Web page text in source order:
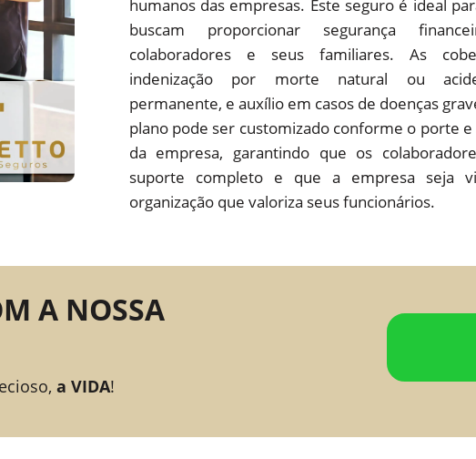
humanos das empresas. Este seguro é ideal
buscam proporcionar segurança
colaboradores e seus familiares. As
indenização por morte natural ou
permanente, e auxílio em casos de doenças
plano pode ser customizado conforme o porte e
da empresa, garantindo que os
suporte completo e que a empresa seja
organização que valoriza seus funcionários.
A NOSSA
a VIDA!